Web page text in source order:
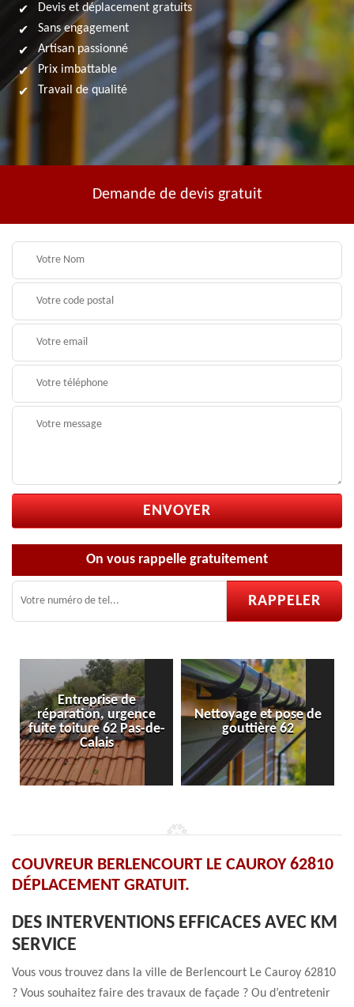
Devis et déplacement gratuits
Sans engagement
Artisan passionné
Prix imbattable
Travail de qualité
Demande de devis gratuit
On vous rappelle gratuitement
Nettoyage et pose de
gouttière 62
Pose et réparation de
velux 62
COUVREUR BERLENCOURT LE CAUROY 62810
DÉPLACEMENT GRATUIT.
DES INTERVENTIONS EFFICACES AVEC KM
SERVICE
Vous vous trouvez dans la ville de Berlencourt Le Cauroy 62810
? Vous souhaitez faire des travaux de façade ? Ou d’entretenir